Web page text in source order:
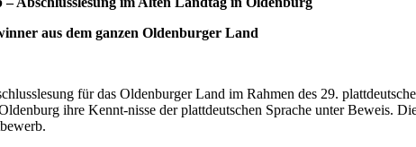
aus dem ganzen Oldenburger Land
für das Oldenburger Land im Rahmen des 29.
ihre Kennt-nisse der plattdeutschen Sprache unter Beweis.